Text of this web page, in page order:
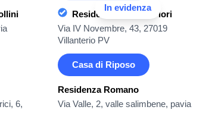
In evidenza
Residenza Villa dei Fiori
Via IV Novembre, 43, 27019
Villanterio PV
6,
Casa di Riposo
Residenza Romano
Via Valle, 2, valle salimbene, pavia